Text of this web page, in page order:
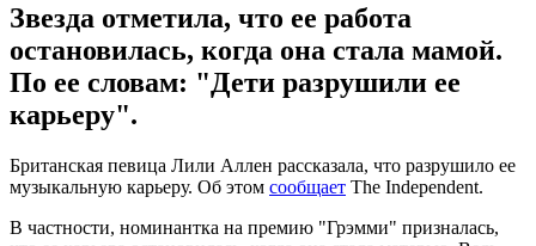
Звезда отметила, что ее работа
остановилась, когда она стала мамой.
По ее словам: "Дети разрушили ее
карьеру".
Британская певица Лили Аллен рассказала, что разрушило ее
музыкальную карьеру. Об этом сообщает The Independent.
В частности, номинантка на премию "Грэмми" призналась,